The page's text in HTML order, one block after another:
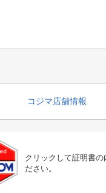
コジマ店舗情報
クリックして証明書の
ださい。